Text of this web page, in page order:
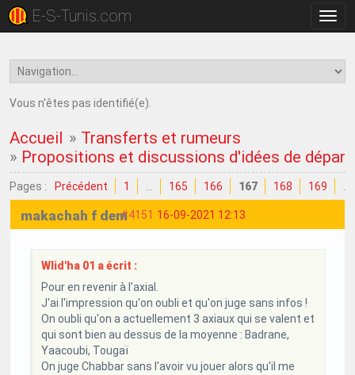
la
E-S-Tunis.com
Vous n'êtes pas identifié(e).
Accueil » Transferts et rumeurs
» Propositions et discussions d'idées de
Pages : Précédent 1 165 166 167 168 169
#4151 16-09-2021 12:13
makachah f dem
Wlid'ha 01 a écrit :
Pour en revenir à l'axial.
J'ai l'impression qu'on oubli et qu'on juge sans infos !
On oubli qu'on a actuellement 3 axiaux qui se valent et
qui sont bien au dessus de la moyenne : Badrane,
Yaacoubi, Tougaï
On juge Chabbar sans l'avoir vu jouer alors qu'il me